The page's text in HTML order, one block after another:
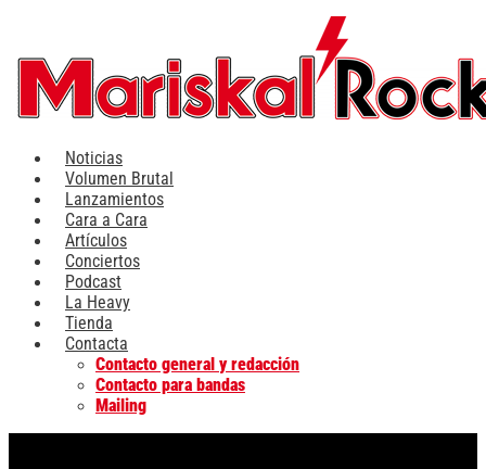
contenido
Noticias
Volumen Brutal
Lanzamientos
Cara a Cara
Artículos
Conciertos
Podcast
La Heavy
Tienda
Contacta
Contacto general y redacción
Contacto para bandas
Mailing